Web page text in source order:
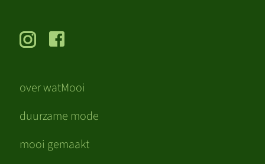
over watMooi
duurzame mode
mooi gemaakt